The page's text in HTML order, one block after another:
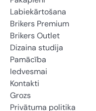
Labiekārtošana
Brikers Premium
Brikers Outlet
Dizaina studija
Pamācība
Iedvesmai
Kontakti
Grozs
Privātuma politika